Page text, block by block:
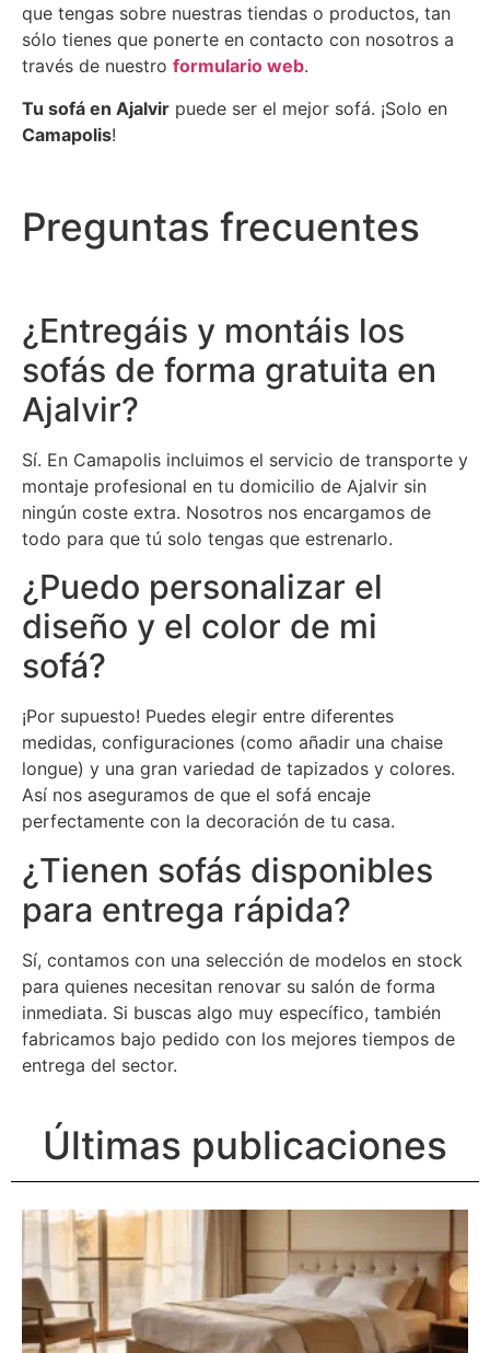
que tengas sobre nuestras tiendas o productos, tan
sólo tienes que ponerte en contacto con nosotros a
través de nuestro formulario web.
Tu sofá en Ajalvir puede ser el mejor sofá. ¡Solo en
Camapolis!
Preguntas frecuentes
¿Entregáis y montáis los
sofás de forma gratuita en
Ajalvir?
Sí. En Camapolis incluimos el servicio de transporte y
montaje profesional en tu domicilio de Ajalvir sin
ningún coste extra. Nosotros nos encargamos de
todo para que tú solo tengas que estrenarlo.
¿Puedo personalizar el
diseño y el color de mi
sofá?
¡Por supuesto! Puedes elegir entre diferentes
medidas, configuraciones (como añadir una chaise
longue) y una gran variedad de tapizados y colores.
Así nos aseguramos de que el sofá encaje
perfectamente con la decoración de tu casa.
¿Tienen sofás disponibles
para entrega rápida?
Sí, contamos con una selección de modelos en stock
para quienes necesitan renovar su salón de forma
inmediata. Si buscas algo muy específico, también
fabricamos bajo pedido con los mejores tiempos de
entrega del sector.
Últimas publicaciones